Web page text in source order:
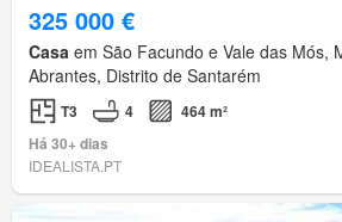
325 000 €
Casa em São Facundo e Vale das Mós,
Abrantes, Distrito de Santarém
T3 4
464 m²
Há 30+ dias
IDEALISTA.PT